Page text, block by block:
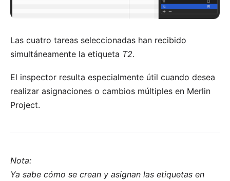
Las cuatro tareas seleccionadas han recibido
simultáneamente la etiqueta T2.
El inspector resulta especialmente útil cuando desea
realizar asignaciones o cambios múltiples en Merlin
Project.
Nota:
Ya sabe cómo se crean y asignan las etiquetas en